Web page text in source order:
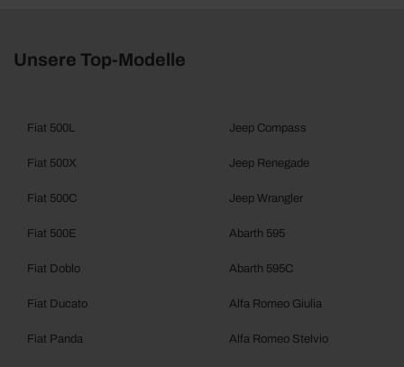
Unsere Top-Modelle
Fiat 500L
Fiat 500X
Fiat 500C
Fiat 500E
Fiat Doblo
Fiat Ducato
Fiat Panda
Jeep Compass
Jeep Renegade
Jeep Wrangler
Abarth 595
Abarth 595C
Alfa Romeo Giulia
Alfa Romeo Stelvio